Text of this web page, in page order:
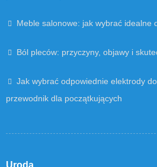
Meble salonowe: jak wybrać idealne
Ból pleców: przyczyny, objawy i
Jak wybrać odpowiednie elektrody
przewodnik dla początkujących
Uroda